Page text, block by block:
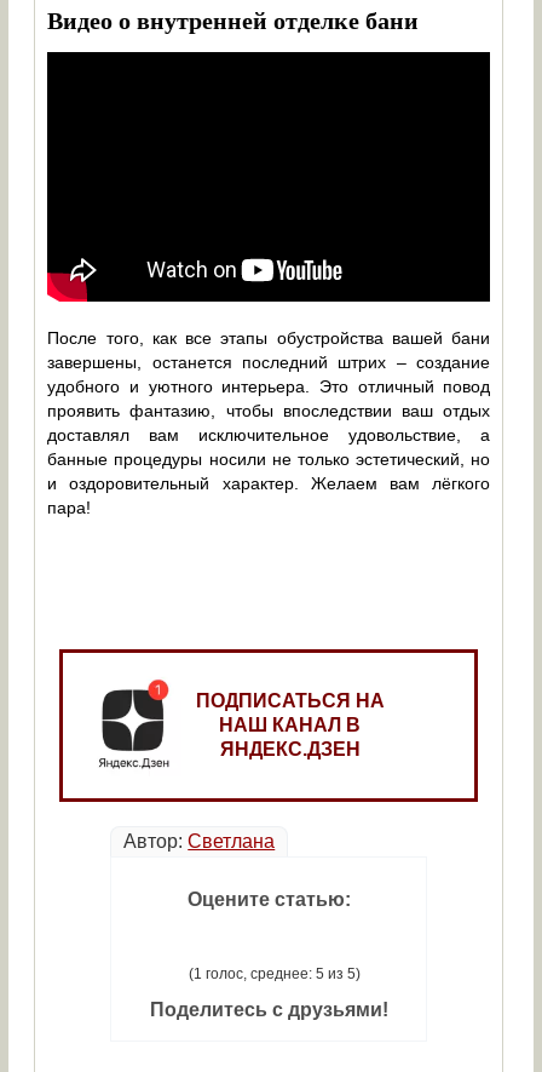
Видео о внутренней отделке бани
После того, как все этапы обустройства вашей бани
завершены, останется последний штрих – создание
удобного и уютного интерьера. Это отличный повод
проявить фантазию, чтобы впоследствии ваш отдых
доставлял вам исключительное удовольствие, а
банные процедуры носили не только эстетический, но
и оздоровительный характер. Желаем вам лёгкого
пара!
ПОДПИСАТЬСЯ НА
НАШ КАНАЛ В
ЯНДЕКС.ДЗЕН
Автор:Светлана
Оцените статью:
(1 голос, среднее: 5 из 5)
Поделитесь с друзьями!